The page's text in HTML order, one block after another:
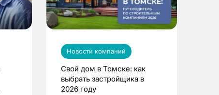
Новости компаний
Свой дом в Томске: как
выбрать застройщика в
2026 году